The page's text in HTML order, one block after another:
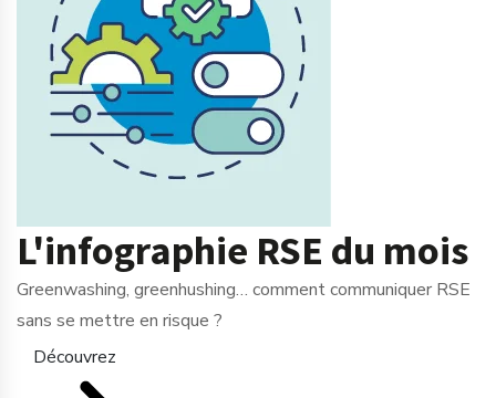
L'infographie RSE du mois
Greenwashing, greenhushing… comment communiquer RSE
sans se mettre en risque ?
Découvrez